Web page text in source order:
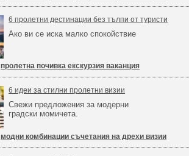
6 пролетни дестинации без тълпи от туристи
Ако ви се иска малко спокойствие
пролетна почивка екскурзия ваканция
6 идеи за стилни пролетни визии
Свежи предложения за модерни
градски момичета.
модни комбинации съчетания на дрехи визии